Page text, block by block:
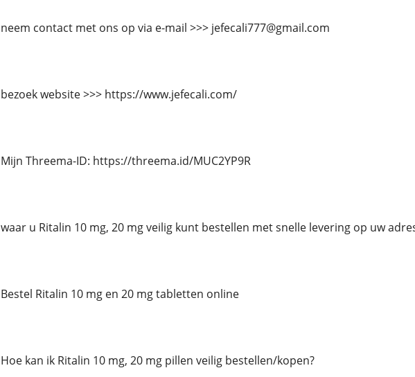
neem contact met ons op via e-mail >>> jefecali777@gmail.com
bezoek website >>> https://www.jefecali.com/
Mijn Threema-ID: https://threema.id/MUC2YP9R
waar u Ritalin 10 mg, 20 mg veilig kunt bestellen met snelle levering op uw
Bestel Ritalin 10 mg en 20 mg tabletten online
Hoe kan ik Ritalin 10 mg, 20 mg pillen veilig bestellen/kopen?